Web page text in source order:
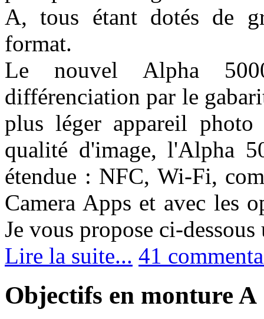
A, tous étant dotés de
format.
Le nouvel Alpha
différenciation par le
plus léger appareil
qualité d'image, l'Alpha
étendue : NFC, Wi-Fi,
Camera Apps et avec les
Je vous propose ci-
Lire la suite... 41
Objectifs en monture A